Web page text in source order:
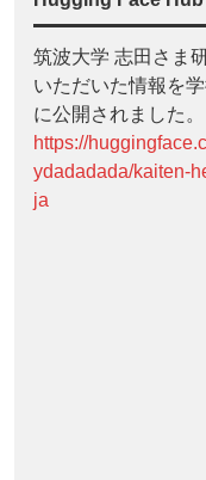
筑波大学 志田さま
いただいた情報を
に公開されました。
https://
ydadadada/kaiten-
ja